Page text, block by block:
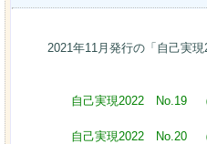
2021年11月発行の「自己実
自己実現2022 No.19 （
自己実現2022 No.20 （